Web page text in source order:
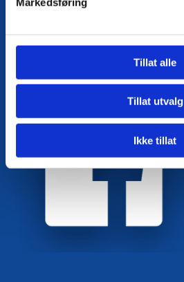
Tillat alle
Tillat utvalg
Ikke tillat

Organisasjonsnr: 923 826 122